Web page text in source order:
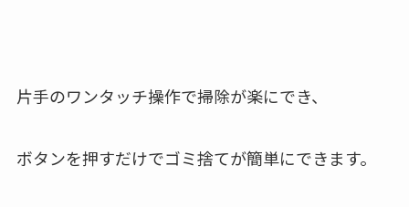
片手のワンタッチ操作で掃除が楽にでき、
ボタンを押すだけでゴミ捨てが簡単にできます。